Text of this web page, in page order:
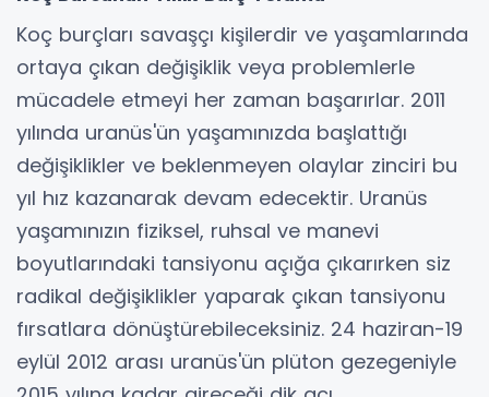
Koç burçları savaşçı kişilerdir ve yaşamlarında
ortaya çıkan değişiklik veya problemlerle
mücadele etmeyi her zaman başarırlar. 2011
yılında uranüs'ün yaşamınızda başlattığı
değişiklikler ve beklenmeyen olaylar zinciri bu
yıl hız kazanarak devam edecektir. Uranüs
yaşamınızın fiziksel, ruhsal ve manevi
boyutlarındaki tansiyonu açığa çıkarırken siz
radikal değişiklikler yaparak çıkan tansiyonu
fırsatlara dönüştürebileceksiniz. 24 haziran-19
eylül 2012 arası uranüs'ün plüton gezegeniyle